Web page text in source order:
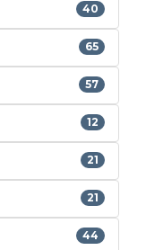
40
65
57
12
21
21
44